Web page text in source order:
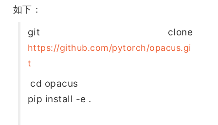
如下：
https://github.com/pytorch/opacus.gi
t
cd opacus
pip install -e .